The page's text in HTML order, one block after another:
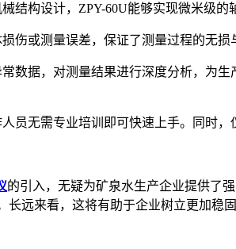
结构设计，ZPY-60U能够实现微米级
伤或测量误差，保证了测量过程的无损
数据，对测量结果进行深度分析，为
员无需专业培训即可快速上手。同时
的引入，无疑为矿泉水生产企业提供了
远来看，这将有助于企业树立更加稳